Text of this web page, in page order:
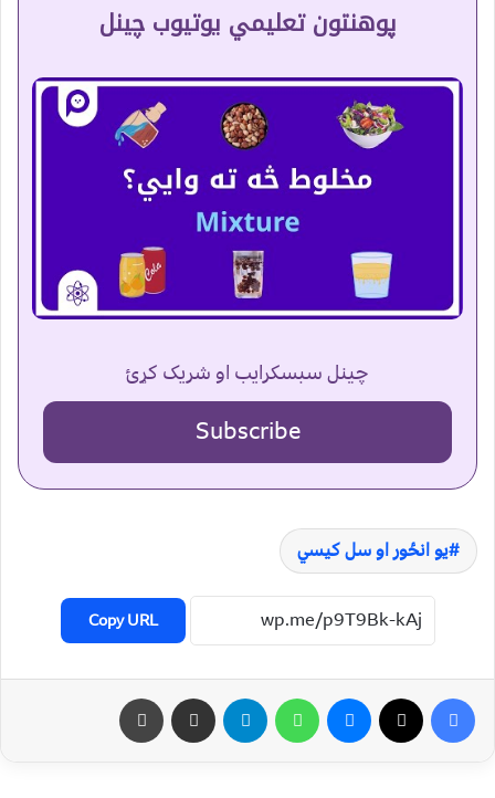
پوهنتون تعلیمي یوتیوب چینل
چینل سبسکرایب او شریک کړئ
Subscribe
يو انځور او سل کيسي
Copy URL